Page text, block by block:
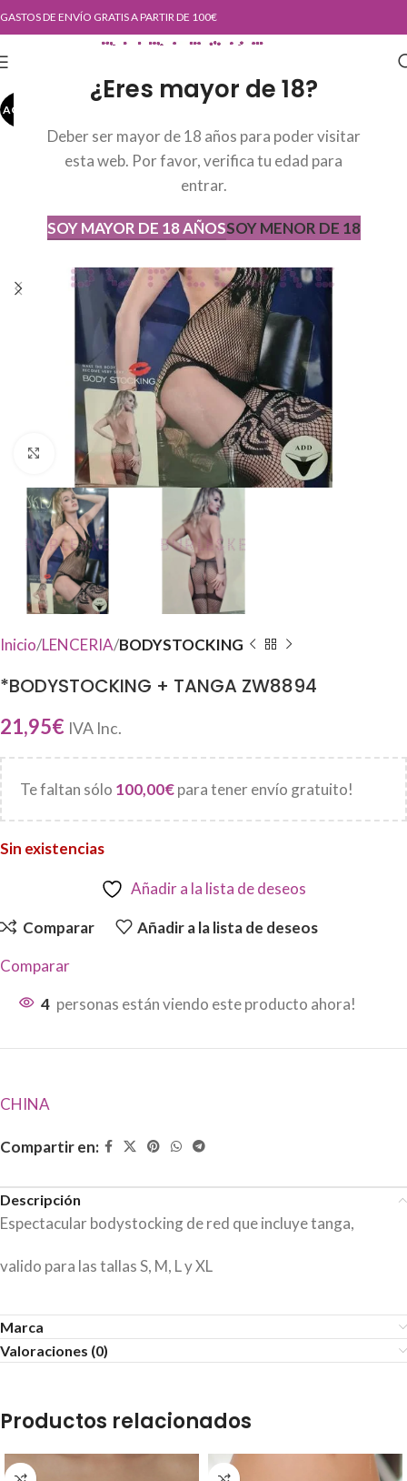
¿Eres mayor de 18?
Deber ser mayor de 18 años para poder visitar
esta web. Por favor, verifica tu edad para
entrar.
SOY MAYOR DE 18 AÑOSSOY MENOR DE 18
GASTOS DE ENVÍO GRATIS A PARTIR DE 100€
AGOT
Haga Click para agrandar
AGOTADO
Inicio LENCERIA BODYSTOCKING
*BODYSTOCKING + TANGA ZW8894
21,95€ IVA Inc.
Te faltan sólo 100,00€para tener envío gratuito!
Sin existencias
Añadir a la lista de deseos
Comparar Añadir a la lista de deseos
Comparar
4 personas están viendo este producto ahora!
CHINA
Compartir en:
Descripción
Espectacular bodystocking de red que incluye tanga,
valido para las tallas S, M, L y XL
Marca
Valoraciones (0)
Productos relacionados